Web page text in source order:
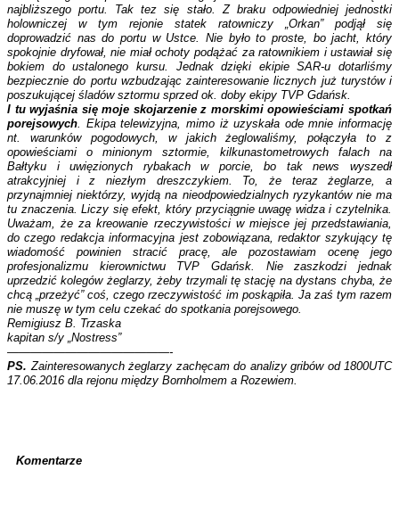
najbliższego portu. Tak tez się stało. Z braku odpowiedniej jednostki
holowniczej w tym rejonie statek ratowniczy „Orkan” podjął się
doprowadzić nas do portu w Ustce. Nie było to proste, bo jacht, który
spokojnie dryfował, nie miał ochoty podążać za ratownikiem i ustawiał się
bokiem do ustalonego kursu. Jednak dzięki ekipie SAR-u dotarliśmy
bezpiecznie do portu wzbudzając zainteresowanie licznych już turystów i
poszukującej śladów sztormu sprzed ok. doby ekipy TVP Gdańsk.
I tu wyjaśnia się moje skojarzenie z morskimi opowieściami spotkań
porejsowych . Ekipa telewizyjna, mimo iż uzyskała ode mnie informację
nt. warunków pogodowych, w jakich żeglowaliśmy, połączyła to z
opowieściami o minionym sztormie, kilkunastometrowych falach na
Bałtyku i uwięzionych rybakach w porcie, bo tak news wyszedł
atrakcyjniej i z niezłym dreszczykiem. To, że teraz żeglarze, a
przynajmniej niektórzy, wyjdą na nieodpowiedzialnych ryzykantów nie ma
tu znaczenia. Liczy się efekt, który przyciągnie uwagę widza i czytelnika.
Uważam, że za kreowanie rzeczywistości w miejsce jej przedstawiania,
do czego redakcja informacyjna jest zobowiązana, redaktor szykujący tę
wiadomość powinien stracić pracę, ale pozostawiam ocenę jego
profesjonalizmu kierownictwu TVP Gdańsk. Nie zaszkodzi jednak
uprzedzić kolegów żeglarzy, żeby trzymali tę stację na dystans chyba, że
chcą „przeżyć” coś, czego rzeczywistość im poskąpiła. Ja zaś tym razem
nie muszę w tym celu czekać do spotkania porejsowego.
Remigiusz B. Trzaska
kapitan s/y „Nostress”
——————————————-
PS. Zainteresowanych żeglarzy zachęcam do analizy gribów od 1800UTC
17.06.2016 dla rejonu między Bornholmem a Rozewiem.
Komentarze